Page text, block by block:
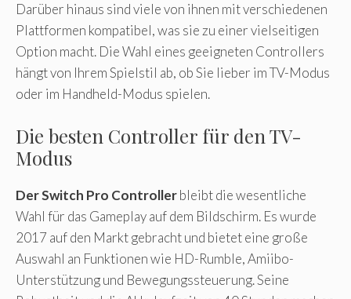
Darüber hinaus sind viele von ihnen mit verschiedenen
Plattformen kompatibel, was sie zu einer vielseitigen
Option macht. Die Wahl eines geeigneten Controllers
hängt von Ihrem Spielstil ab, ob Sie lieber im TV-Modus
oder im Handheld-Modus spielen.
Die besten Controller für den TV-
Modus
Der Switch Pro Controllerbleibt die wesentliche
Wahl für das Gameplay auf dem Bildschirm. Es wurde
2017 auf den Markt gebracht und bietet eine große
Auswahl an Funktionen wie HD-Rumble, Amiibo-
Unterstützung und Bewegungssteuerung. Seine